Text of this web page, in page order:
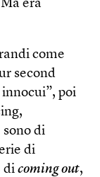
era
come
second
poi
di
di
di coming out,